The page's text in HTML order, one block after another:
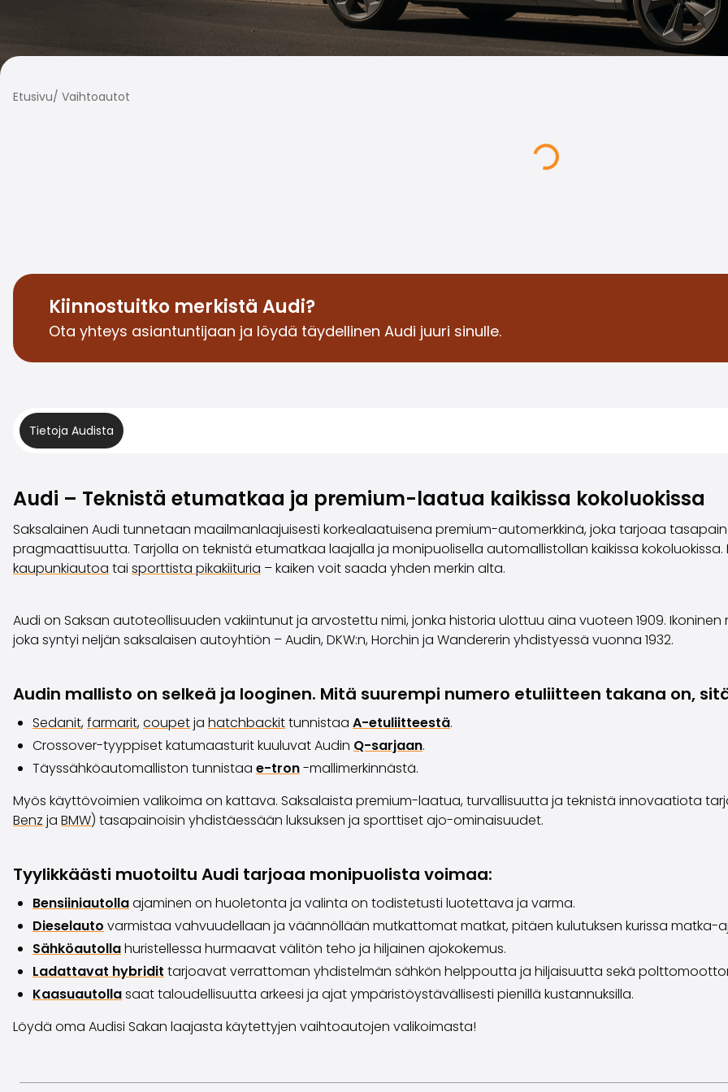
Etusivu/ Vaihtoautot
Kiinnostuitko merkistä Audi?
Ota yhteys asiantuntijaan ja löydä täydellinen Audi juuri sinulle.
Tietoja Audista
Audi – Teknistä etumatkaa ja premium-laatua kaikissa kokoluokissa
Saksalainen Audi tunnetaan maailmanlaajuisesti korkealaatuisena premium-automerkkinä, joka tarjoaa
pragmaattisuutta. Tarjolla on teknistä etumatkaa laajalla ja monipuolisella automallistollan kaikissa
kaupunkiautoa tai sporttista pikakiituria – kaiken voit saada yhden merkin alta.
Audi on Saksan autoteollisuuden vakiintunut ja arvostettu nimi, jonka historia ulottuu aina vuoteen 1909.
joka syntyi neljän saksalaisen autoyhtiön – Audin, DKW:n, Horchin ja Wandererin yhdistyessä vuonna 1932.
Audin mallisto on selkeä ja looginen. Mitä suurempi numero etuliitteen takana on,
Sedanit,farmarit,coupetja hatchbackittunnistaa A-etuliitteestä.
Crossover-tyyppiset katumaasturit kuuluvat Audin Q-sarjaan.
Täyssähköautomalliston tunnistaa e-tron-mallimerkinnästä.
Myös käyttövoimien valikoima on kattava. Saksalaista premium-laatua, turvallisuutta ja teknistä innovaatiota
Benz ja BMW) tasapainoisin yhdistäessään luksuksen ja sporttiset ajo-ominaisuudet.
Tyylikkäästi muotoiltu Audi tarjoaa monipuolista voimaa:
Bensiiniautollaajaminen on huoletonta ja valinta on todistetusti luotettava ja varma.
Dieselauto varmistaa vahvuudellaan ja väännöllään mutkattomat matkat, pitäen kulutuksen kurissa matka-
Sähköautollahuristellessa hurmaavat välitön teho ja hiljainen ajokokemus.
Ladattavat hybridit tarjoavat verrattoman yhdistelmän sähkön helppoutta ja hiljaisuutta sekä
Kaasuautollasaat taloudellisuutta arkeesi ja ajat ympäristöystävällisesti pienillä kustannuksilla.
Löydä oma Audisi Sakan laajasta käytettyjen vaihtoautojen valikoimasta!